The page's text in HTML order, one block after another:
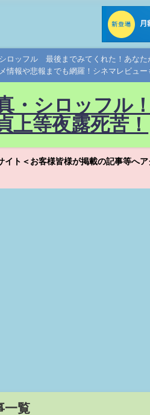
ロッフル 最後までみてくれた！あな
情報や悲報までも網羅！シネマレビュ
・シロッフ
上等夜露死苦！
イト＜お客様皆様が掲載の記事等へ
一覧